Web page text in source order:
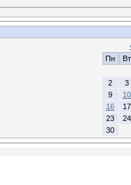
Пн
Вт
2
3
9
10
16
17
23
24
30